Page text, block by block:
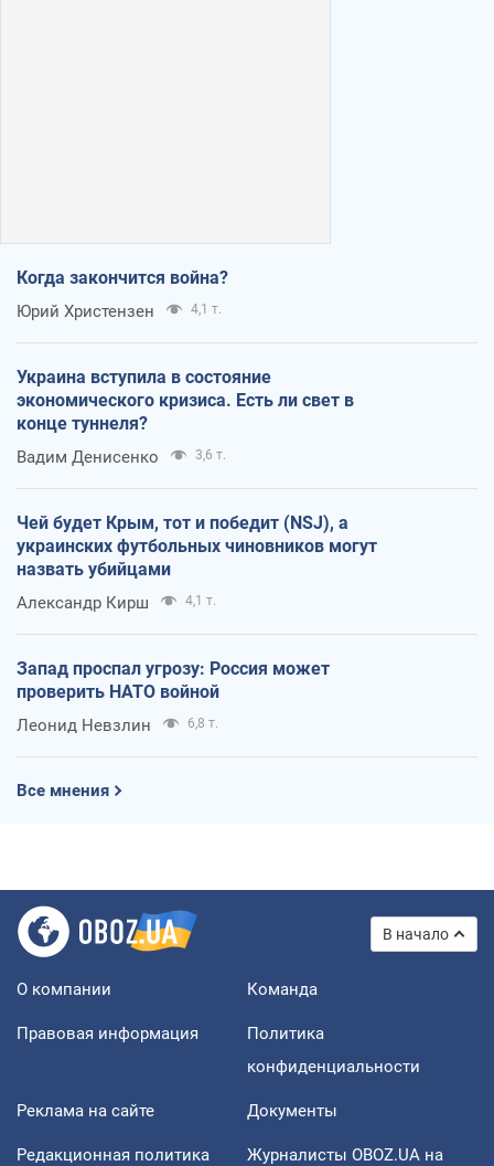
Когда закончится война?
Юрий Христензен 4,1 т.
Украина вступила в состояние
экономического кризиса. Есть ли свет в
конце туннеля?
Вадим Денисенко 3,6 т.
Чей будет Крым, тот и победит (NSJ), а
украинских футбольных чиновников могут
назвать убийцами
Александр Кирш 4,1 т.
Запад проспал угрозу: Россия может
проверить НАТО войной
Леонид Невзлин 6,8 т.
Все мнения
В начало
О компании Команда
Правовая информация
Политика
конфиденциальности
Реклама на сайте Документы
Редакционная политика
Журналисты OBOZ.UA на